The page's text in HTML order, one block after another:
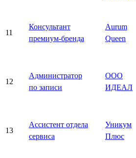
11
Консультант
премиум-бренда
Aurum
Queen
12
Администратор
по записи
ООО
ИДЕАЛ
13
Ассистент отдела
сервиса
Уникум
Плюс